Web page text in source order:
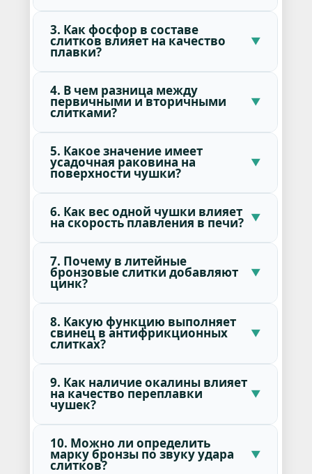
3. Как фосфор в составе
слитков влияет на качество
плавки?
4. В чем разница между
первичными и вторичными
слитками?
5. Какое значение имеет
усадочная раковина на
поверхности чушки?
6. Как вес одной чушки влияет
на скорость плавления в печи?
7. Почему в литейные
бронзовые слитки добавляют
цинк?
8. Какую функцию выполняет
свинец в антифрикционных
слитках?
9. Как наличие окалины влияет
на качество переплавки
чушек?
10. Можно ли определить
марку бронзы по звуку удара
слитков?